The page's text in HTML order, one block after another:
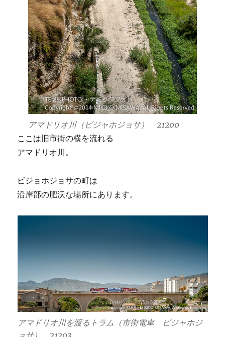
アマドリオ川（ビジャホジョサ） 21200
ここは旧市街の横を流れる
アマドリオ川。
ビジョホジョサの町は
沿岸部の肥沃な場所にあります。
アマドリオ川を渡るトラム（市街電車 ビジャホジ
ョサ） 21203